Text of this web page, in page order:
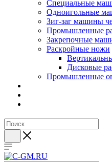
Специальные
Одноигольные
Зиг-заг машины
Промышленные
Закрепочные
Раскройные ножи
Дисковые
Промышленные